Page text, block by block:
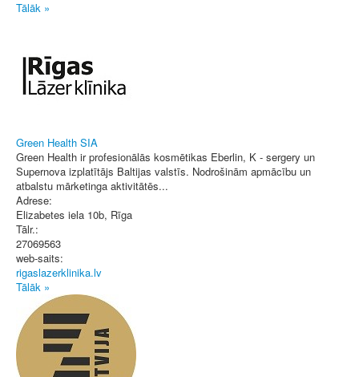
Tālāk »
Green Health SIA
Green Health ir profesionālās kosmētikas Eberlin, K - sergery un
Supernova izplatītājs Baltijas valstīs. Nodrošinām apmācību un
atbalstu mārketinga aktivitātēs...
Adrese:
Elizabetes iela 10b, Rīga
Tālr.:
27069563
web-saits:
rigaslazerklinika.lv
Tālāk »